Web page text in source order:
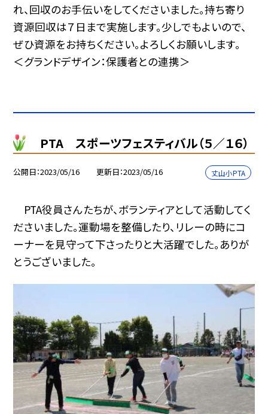
れ、回収のお手伝いをしてくださいました。持ち寄り
資源回収は７日まで実施します。少しでもよいので、
ぜひ資源をお持ちください。よろしくお願いします。
＜グランドデザイン：保護者との連携＞
PTA スポーツフェスティバル（５／１６）
公開日 2023/05/16 更新日 2023/05/16 丈山小PTA
PTA役員さんたちが、ボランティアとして活動してく
ださいました。運動場を整備したり、リレーの時にコ
ーナーを見守って下さったりと大活躍でした。ありが
とうございました。